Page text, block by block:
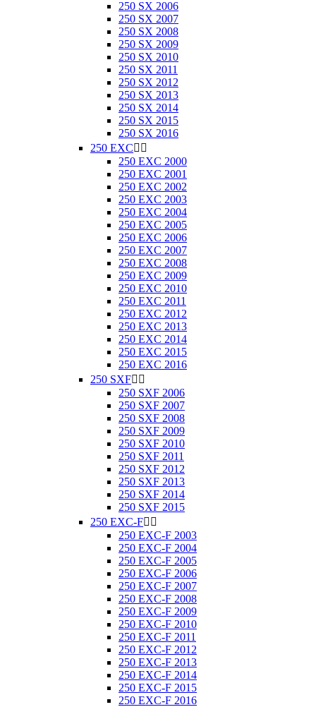
250 SX 2006
250 SX 2007
250 SX 2008
250 SX 2009
250 SX 2010
250 SX 2011
250 SX 2012
250 SX 2013
250 SX 2014
250 SX 2015
250 SX 2016
250 EXC 
250 EXC 2000
250 EXC 2001
250 EXC 2002
250 EXC 2003
250 EXC 2004
250 EXC 2005
250 EXC 2006
250 EXC 2007
250 EXC 2008
250 EXC 2009
250 EXC 2010
250 EXC 2011
250 EXC 2012
250 EXC 2013
250 EXC 2014
250 EXC 2015
250 EXC 2016
250 SXF 
250 SXF 2006
250 SXF 2007
250 SXF 2008
250 SXF 2009
250 SXF 2010
250 SXF 2011
250 SXF 2012
250 SXF 2013
250 SXF 2014
250 SXF 2015
250 EXC-F 
250 EXC-F 2003
250 EXC-F 2004
250 EXC-F 2005
250 EXC-F 2006
250 EXC-F 2007
250 EXC-F 2008
250 EXC-F 2009
250 EXC-F 2010
250 EXC-F 2011
250 EXC-F 2012
250 EXC-F 2013
250 EXC-F 2014
250 EXC-F 2015
250 EXC-F 2016